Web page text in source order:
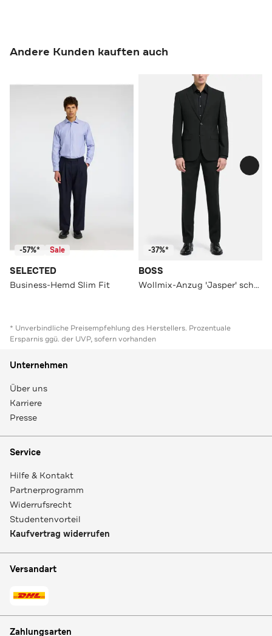
Andere Kunden kauften auch
-57%* Sale
SELECTED
Business-Hemd Slim Fit
-37%*
BOSS
Wollmix-Anzug 'Jasper' schwarz
* Unverbindliche Preisempfehlung des Herstellers. Prozentuale
Ersparnis ggü. der UVP, sofern vorhanden
Unternehmen
Über uns
Karriere
Presse
Service
Hilfe & Kontakt
Partnerprogramm
Widerrufsrecht
Studentenvorteil
Kaufvertrag widerrufen
Versandart
Zahlungsarten